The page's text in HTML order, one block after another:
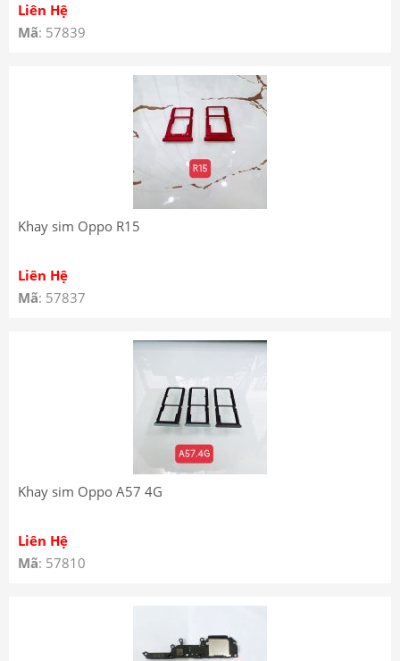
Liên Hệ
Mã: 57839
Khay sim Oppo R15
Liên Hệ
Mã: 57837
Khay sim Oppo A57 4G
Liên Hệ
Mã: 57810